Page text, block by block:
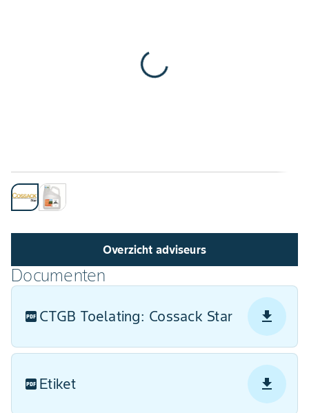
Overzicht adviseurs
Documenten
CTGB Toelating: Cossack Star
Etiket